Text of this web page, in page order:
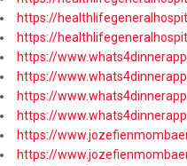
https://
https://
https://
https://
https://
https://
https://
https://